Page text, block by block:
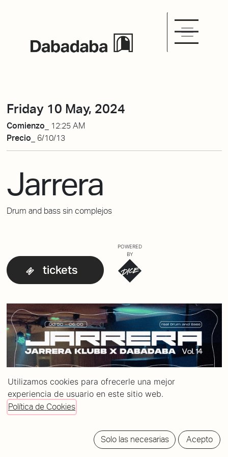
Friday 10 May, 2024
Comienzo_
12:25 AM
Precio_ 6/10/13
Jarrera
Drum and bass sin complejos
tickets
POWERED
BY
Utilizamos cookies para ofrecerle una mejor
experiencia de usuario en este sitio web.
Política de Cookies
Solo las necesarias Acepto